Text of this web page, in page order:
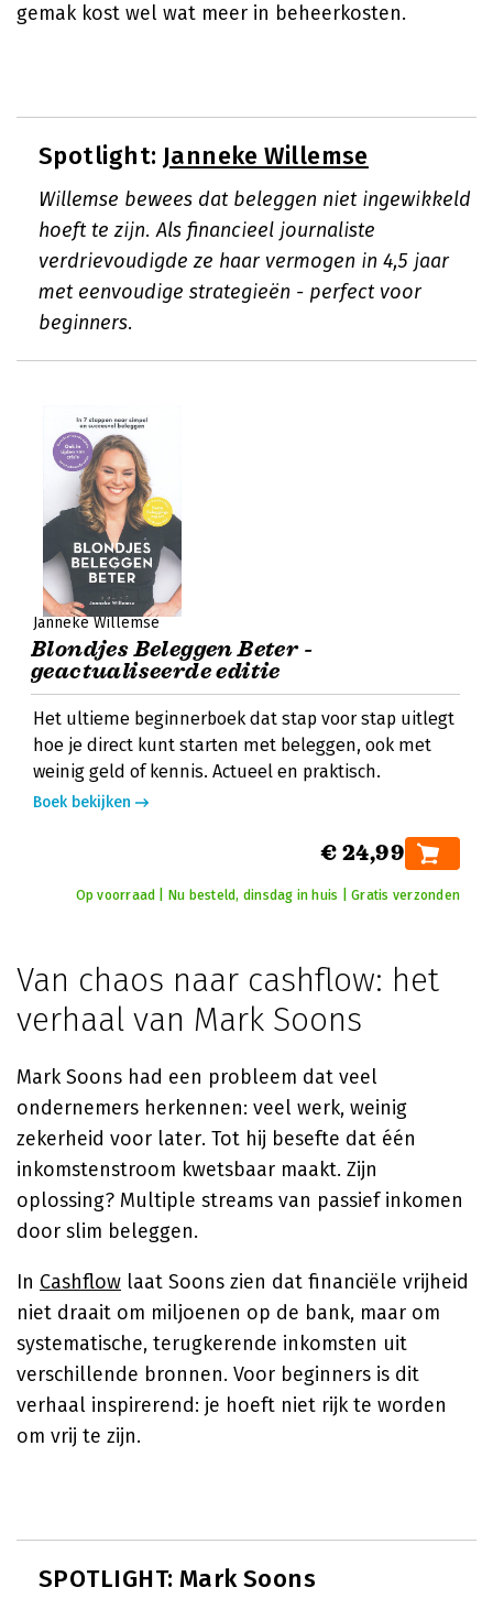
gemak kost wel wat meer in beheerkosten.
Spotlight: Janneke Willemse
Willemse bewees dat beleggen niet ingewikkeld
hoeft te zijn. Als financieel journaliste
verdrievoudigde ze haar vermogen in 4,5 jaar
met eenvoudige strategieën - perfect voor
beginners.
Janneke Willemse
Blondjes Beleggen Beter -
geactualiseerde editie
Het ultieme beginnerboek dat stap voor stap uitlegt
hoe je direct kunt starten met beleggen, ook met
weinig geld of kennis. Actueel en praktisch.
Boek bekijken
€ 24,99
Op voorraad | Nu besteld, dinsdag in huis | Gratis verzonden
Van chaos naar cashflow: het
verhaal van Mark Soons
Mark Soons had een probleem dat veel
ondernemers herkennen: veel werk, weinig
zekerheid voor later. Tot hij besefte dat één
inkomstenstroom kwetsbaar maakt. Zijn
oplossing? Multiple streams van passief inkomen
door slim beleggen.
In Cashflow laat Soons zien dat financiële vrijheid
niet draait om miljoenen op de bank, maar om
systematische, terugkerende inkomsten uit
verschillende bronnen. Voor beginners is dit
verhaal inspirerend: je hoeft niet rijk te worden
om vrij te zijn.
SPOTLIGHT: Mark Soons